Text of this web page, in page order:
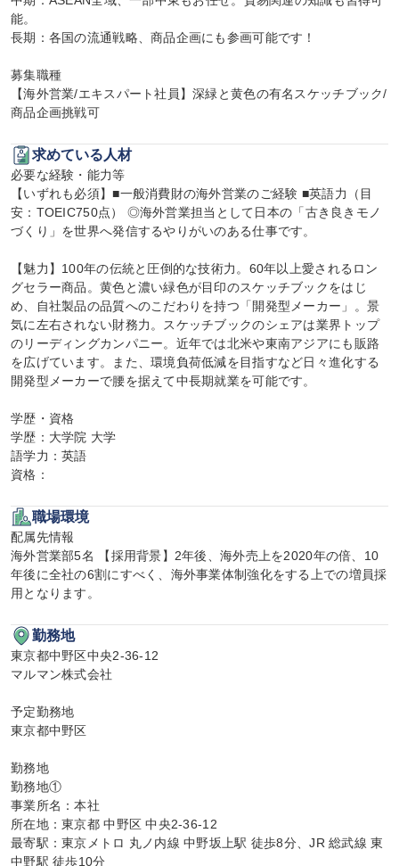
能。
長期：各国の流通戦略、商品企画にも参画可能です！
募集職種
【海外営業/エキスパート社員】深緑と黄色の有名スケッチブック/
商品企画挑戦可
求めている人材
必要な経験・能力等
【いずれも必須】■一般消費財の海外営業のご経験 ■英語力（目
安：TOEIC750点） ◎海外営業担当として日本の「古き良きモノ
づくり」を世界へ発信するやりがいのある仕事です。
【魅力】100年の伝統と圧倒的な技術力。60年以上愛されるロン
グセラー商品。黄色と濃い緑色が目印のスケッチブックをはじ
め、自社製品の品質へのこだわりを持つ「開発型メーカー」。景
気に左右されない財務力。スケッチブックのシェアは業界トップ
のリーディングカンパニー。近年では北米や東南アジアにも販路
を広げています。また、環境負荷低減を目指すなど日々進化する
開発型メーカーで腰を据えて中長期就業を可能です。
学歴・資格
学歴：大学院 大学
語学力：英語
資格：
職場環境
配属先情報
海外営業部5名 【採用背景】2年後、海外売上を2020年の倍、10
年後に全社の6割にすべく、海外事業体制強化をする上での増員採
用となります。
勤務地
東京都中野区中央2-36-12
マルマン株式会社
予定勤務地
東京都中野区
勤務地
勤務地①
事業所名：本社
所在地：東京都 中野区 中央2-36-12
最寄駅：東京メトロ 丸ノ内線 中野坂上駅 徒歩8分、JR 総武線 東
中野駅 徒歩10分